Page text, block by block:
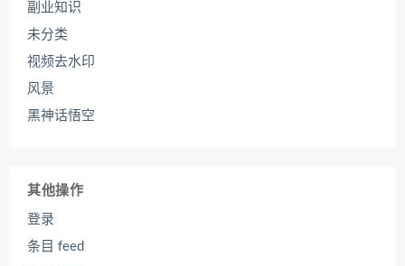
副业知识
未分类
视频去水印
风景
黑神话悟空
其他操作
登录
条目 feed